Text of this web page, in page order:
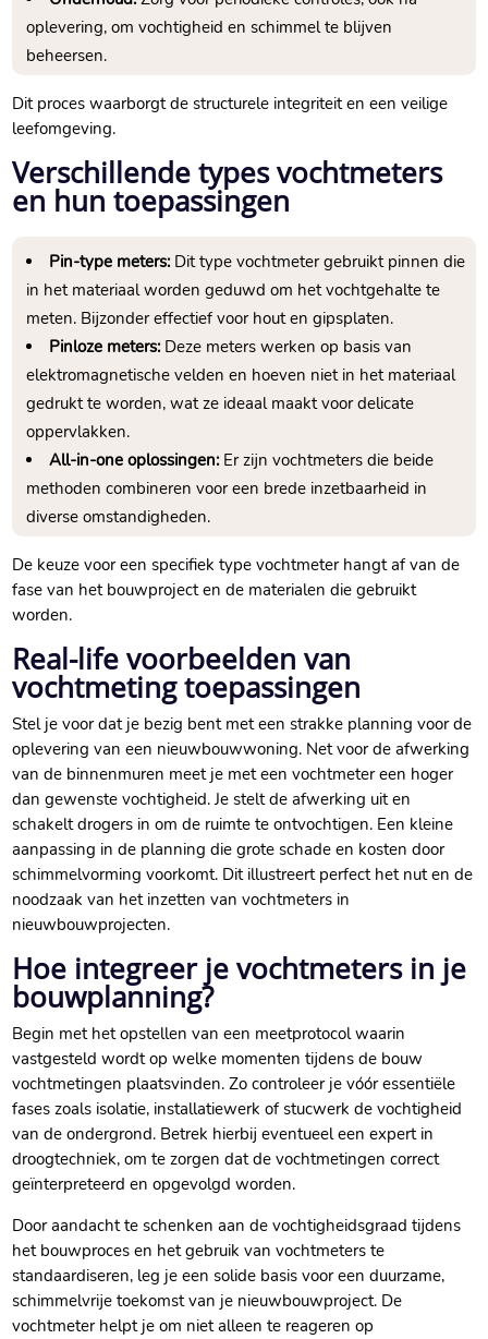
oplevering, om vochtigheid en schimmel te blijven
beheersen.​
Dit proces waarborgt de structurele integriteit en een veilige
leefomgeving.​
Verschillende types vochtmeters
en hun toepassingen
Pin-type meters:Dit type vochtmeter gebruikt pinnen die
in het materiaal worden geduwd om het vochtgehalte te
meten.​ Bijzonder effectief voor hout en gipsplaten.​
Pinloze meters:Deze meters werken op basis van
elektromagnetische velden en hoeven niet in het materiaal
gedrukt te worden, wat ze ideaal maakt voor delicate
oppervlakken.​
All-in-one oplossingen:Er zijn vochtmeters die beide
methoden combineren voor een brede inzetbaarheid in
diverse omstandigheden.​
De keuze voor een specifiek type vochtmeter hangt af van de
fase van het bouwproject en de materialen die gebruikt
worden.​
Real-life voorbeelden van
vochtmeting toepassingen
Stel je voor dat je bezig bent met een strakke planning voor de
oplevering van een nieuwbouwwoning.​ Net voor de afwerking
van de binnenmuren meet je met een vochtmeter een hoger
dan gewenste vochtigheid.​ Je stelt de afwerking uit en
schakelt drogers in om de ruimte te ontvochtigen.​ Een kleine
aanpassing in de planning die grote schade en kosten door
schimmelvorming voorkomt.​ Dit illustreert perfect het nut en de
noodzaak van het inzetten van vochtmeters in
nieuwbouwprojecten.​
Hoe integreer je vochtmeters in je
bouwplanning?
Begin met het opstellen van een meetprotocol waarin
vastgesteld wordt op welke momenten tijdens de bouw
vochtmetingen plaatsvinden.​ Zo controleer je vóór essentiële
fases zoals isolatie, installatiewerk of stucwerk de vochtigheid
van de ondergrond.​ Betrek hierbij eventueel een expert in
droogtechniek, om te zorgen dat de vochtmetingen correct
geïnterpreteerd en opgevolgd worden.​
Door aandacht te schenken aan de vochtigheidsgraad tijdens
het bouwproces en het gebruik van vochtmeters te
standaardiseren, leg je een solide basis voor een duurzame,
schimmelvrije toekomst van je nieuwbouwproject.​ De
vochtmeter helpt je om niet alleen te reageren op